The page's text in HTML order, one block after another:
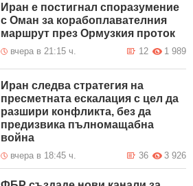
Иран е постигнал споразумение
с Оман за корабоплавателния
маршрут през Ормузкия проток
вчера в 21:15 ч. 1 989
12
Иран следва стратегия на
пресметната ескалация с цел да
разшири конфликта, без да
предизвика пълномащабна
война
вчера в 18:45 ч. 3 926
36